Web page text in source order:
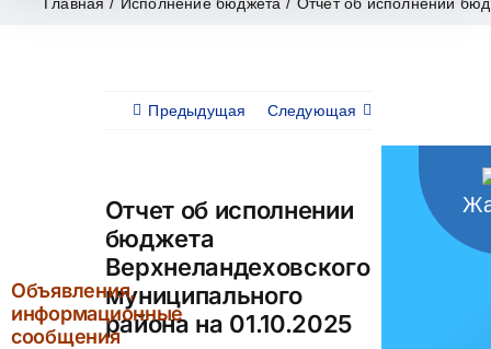
Предыдущая Следующая
Отчет об исполнении
бюджета
Верхнеландеховского
муниципального
района на 01.10.2025
Объявления,
информационные
сообщения